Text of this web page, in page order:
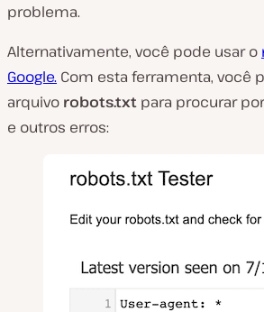
problema.
Alternativamente, você pode usar o
Google. Com esta ferramenta, você
arquivo robots.txt para procurar
e outros erros: